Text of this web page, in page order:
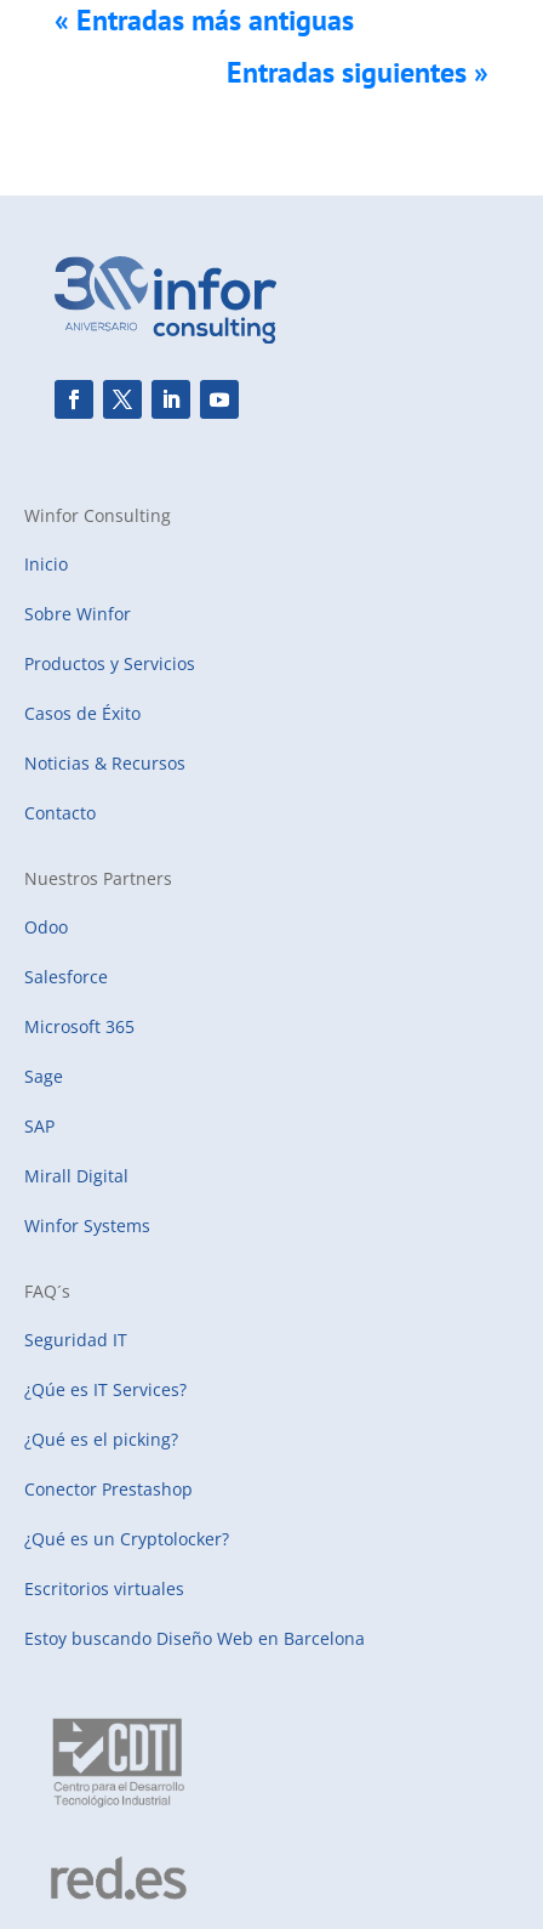
« Entradas más antiguas
Entradas siguientes »
Winfor Consulting
Inicio
Sobre Winfor
Productos y Servicios
Casos de Éxito
Noticias & Recursos
Contacto
Nuestros Partners
Odoo
Salesforce
Microsoft 365
Sage
SAP
Mirall Digital
Winfor Systems
FAQ´s
Seguridad IT
¿Qúe es IT Services?
¿Qué es el picking?
Conector Prestashop
¿Qué es un Cryptolocker?
Escritorios virtuales
Estoy buscando Diseño Web en Barcelona